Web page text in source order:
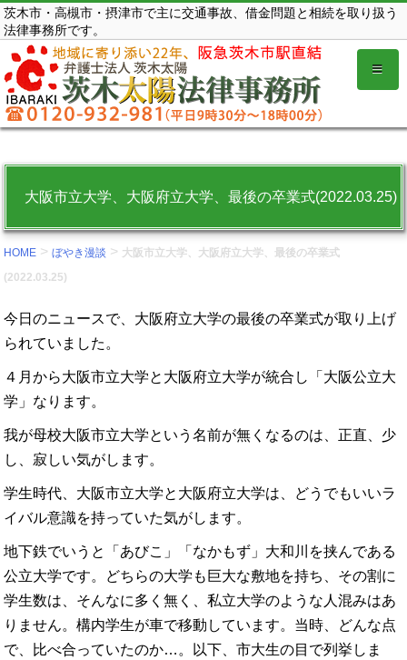
コ
ン
テ
ン
ツ
を
る。
茨木市・高槻市・摂津市で主に交通事故、借金問題と相続を取り扱う
法律事務所です。
大阪市立大学、大阪府立大学、最後の卒業式(2022.03.25)
HOME >ぼやき漫談 > 大阪市立大学、大阪府立大学、最後の卒業式
(2022.03.25)
今日のニュースで、大阪府立大学の最後の卒業式が取り上げ
られていました。
４月から大阪市立大学と大阪府立大学が統合し「大阪公立大
学」なります。
我が母校大阪市立大学という名前が無くなるのは、正直、少
し、寂しい気がします。
学生時代、大阪市立大学と大阪府立大学は、どうでもいいラ
イバル意識を持っていた気がします。
地下鉄でいうと「あびこ」「なかもず」大和川を挟んである
公立大学です。どちらの大学も巨大な敷地を持ち、その割に
学生数は、そんなに多く無く、私立大学のような人混みはあ
りません。構内学生が車で移動しています。当時、どんな点
で、比べ合っていたのか…。以下、市大生の目で列挙しま